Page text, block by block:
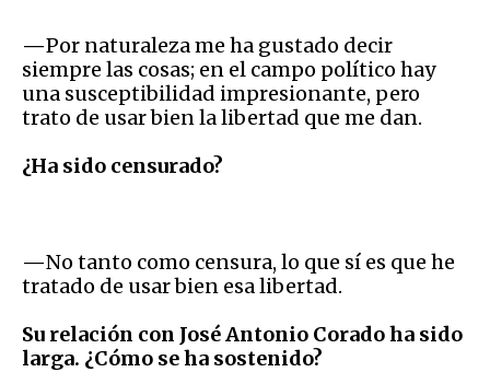
—Por naturaleza me ha gustado decir
siempre las cosas; en el campo político hay
una susceptibilidad impresionante, pero
trato de usar bien la libertad que me dan.
¿Ha sido censurado?
—No tanto como censura, lo que sí es que he
tratado de usar bien esa libertad.
Su relación con José Antonio Corado ha sido
larga. ¿Cómo se ha sostenido?